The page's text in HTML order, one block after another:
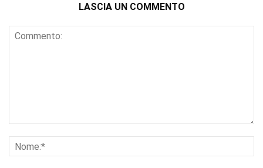
LASCIA UN COMMENTO